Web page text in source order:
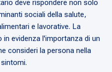
deve rispondere non solo
sociali della salute,
e lavorative. La
evidenza l'importanza di un
consideri la persona nella